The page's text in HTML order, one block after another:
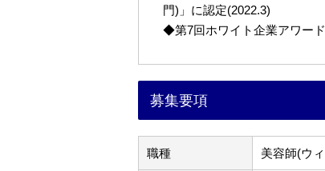
門)」に認定(2022.3)
◆第7回ホワイト企業アワー
募集要項
職種 美容師(ウ